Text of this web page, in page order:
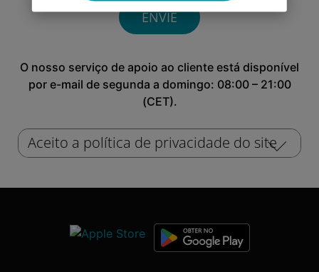
O nosso serviço de apoio ao cliente está disponível
por e-mail de segunda a domingo: 08:00 – 21:00
(CET).
Aceito a política de privacidade do site